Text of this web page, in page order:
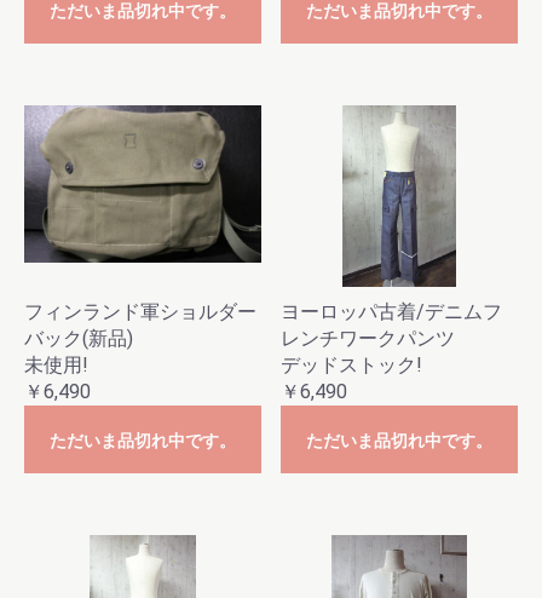
ただいま品切れ中です。 ただいま品切れ中です。
フィンランド軍ショルダー
バック(新品)
未使用!
￥6,490
ただいま品切れ中です。
ヨーロッパ古着/デニムフ
レンチワークパンツ
デッドストック!
￥6,490
ただいま品切れ中です。